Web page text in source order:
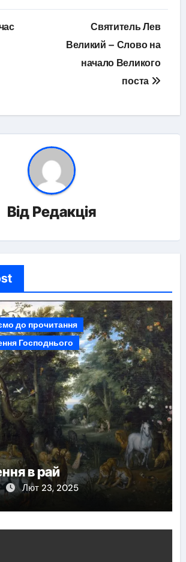
Святитель Лев
Великий – Слово на
начало Великого
поста
Від Редакція
до прочитання
Господнього
в рай
Лют 23, 2025